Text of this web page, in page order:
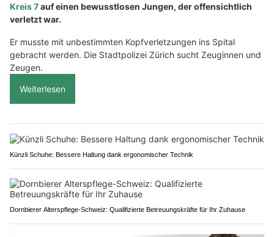
Kreis 7auf einen bewusstlosen Jungen, der offensichtlich
verletzt war.
Er musste mit unbestimmten Kopfverletzungen ins Spital
gebracht werden. Die Stadtpolizei Zürich sucht Zeuginnen und
Zeugen.
Weiterlesen
Künzli Schuhe: Bessere Haltung dank ergonomischer Technik
Dornbierer Alterspflege-Schweiz: Qualifizierte Betreuungskräfte für Ihr Zuhause